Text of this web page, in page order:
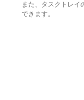
また、タスクトレイ
できます。